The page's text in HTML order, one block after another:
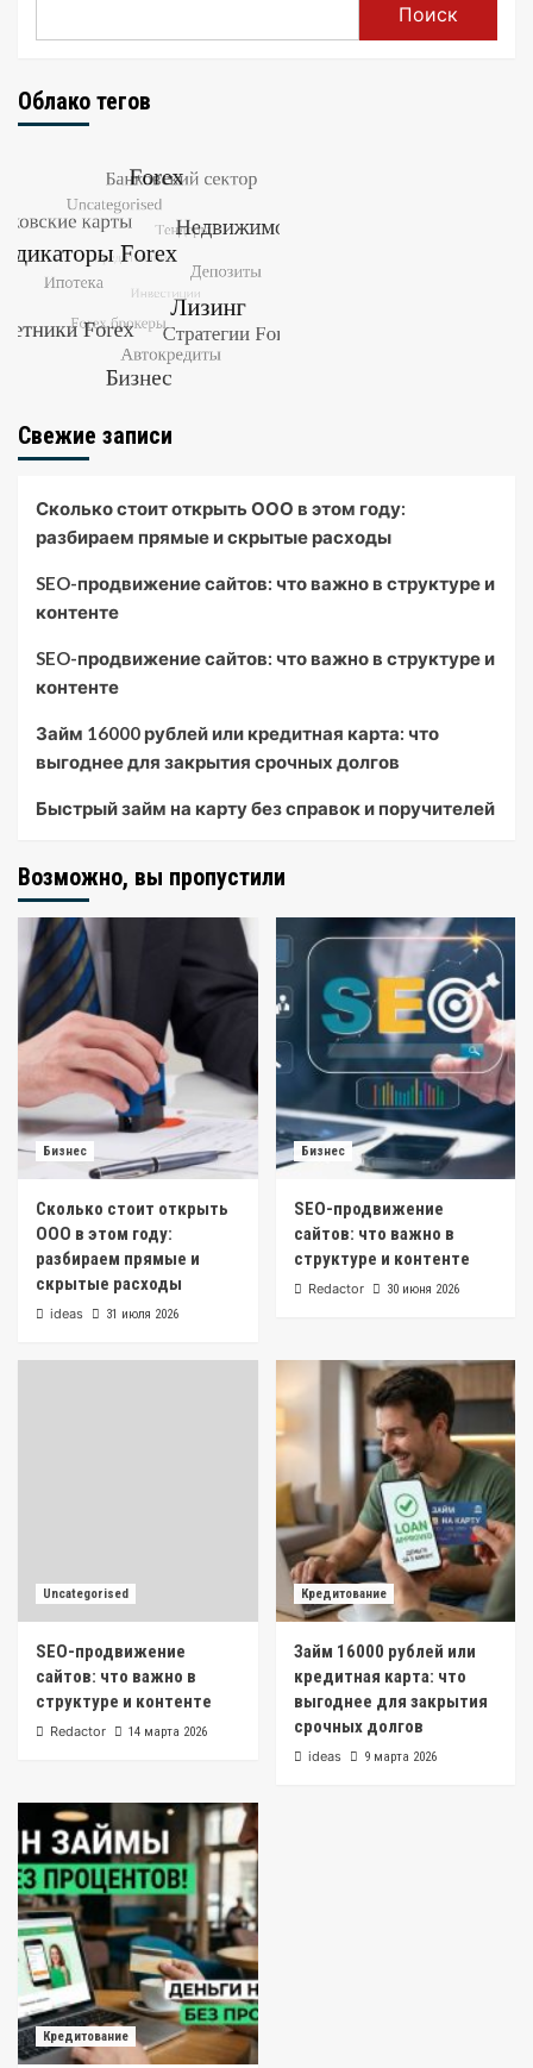
Поиск
Облако тегов
Свежие записи
Сколько стоит открыть ООО в этом году:
разбираем прямые и скрытые расходы
SEO-продвижение сайтов: что важно в структуре и
контенте
SEO-продвижение сайтов: что важно в структуре и
контенте
Займ 16000 рублей или кредитная карта: что
выгоднее для закрытия срочных долгов
Быстрый займ на карту без справок и поручителей
Возможно, вы пропустили
Бизнес
Сколько стоит открыть
ООО в этом году:
разбираем прямые и
скрытые расходы
ideas 31 июля 2026
Бизнес
SEO-продвижение
сайтов: что важно в
структуре и контенте
Redactor 30 июня 2026
Uncategorised
SEO-продвижение
сайтов: что важно в
структуре и контенте
Redactor 14 марта 2026
Кредитование
Займ 16000 рублей или
кредитная карта: что
выгоднее для закрытия
срочных долгов
ideas 9 марта 2026
Кредитование